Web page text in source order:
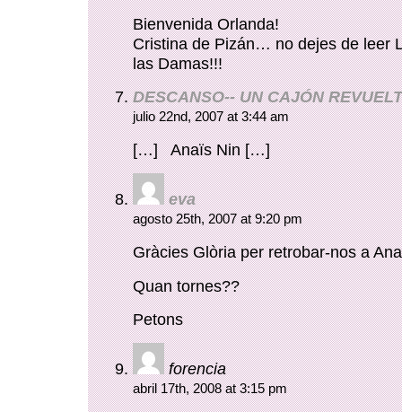
Bienvenida Orlanda!
Cristina de Pizán… no dejes de leer
las Damas!!!
DESCANSO-- UN CAJÓN
julio 22nd, 2007 at 3:44 am
[…] Anaïs Nin […]
eva
agosto 25th, 2007 at 9:20 pm
Gràcies Glòria per retrobar-nos a
Quan tornes??
Petons
forencia
abril 17th, 2008 at 3:15 pm